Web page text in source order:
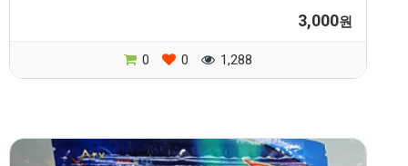
3,000원
0 0 1,288